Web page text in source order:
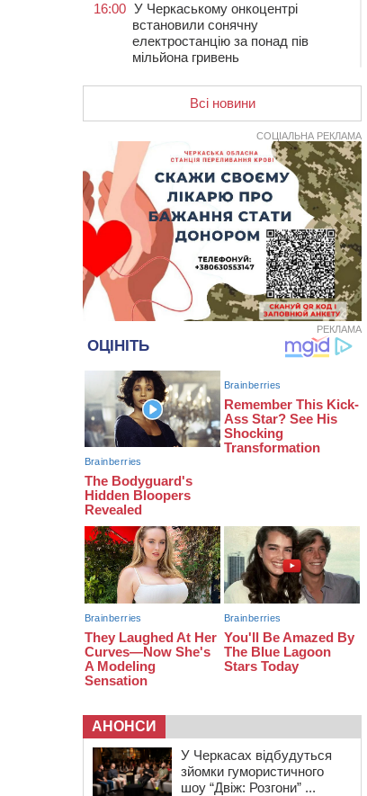
16:00 У Черкаському онкоцентрі
встановили сонячну
електростанцію за понад пів
мільйона гривень
15:30 У Київській області прощаються
з полеглим на фронті жителем
Монастирищини
14:53
У Черкасах містяни через нову
скляну зупинку і вирізані дерева
потерпають від спеки: Бондаренко
обіцяє масштабне озеленення
14:17 Провокував конфлікт і
зачинився в автівці: у ТЦК
прокоментували скандал із
затриманням чоловіка у
Тальному
13:55
У Тальному працівники ТЦК
вибили вікно і витягли з автівки
13:27 На Звенигородщині чоловік до
смерті побив 82-річного
односельця
12:57 У Черкасах СБУ викрила
прокремлівську агітаторку, яка
закликала до захоплення
України
12:50 “Як сказати дитині, що тато
загинув?”: для вихователів
Черкащини запускають серію
унікальних тренінгів
Всі новини
СОЦІАЛЬНА РЕКЛАМА
РЕКЛАМА
АНОНСИ
У Черкасах відбудуться
зйомки гумористичного
шоу “Двіж: Розгони” ...